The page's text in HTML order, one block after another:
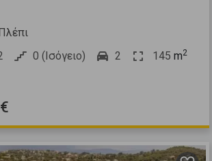
0 (Ισόγειο) 2 145 m2